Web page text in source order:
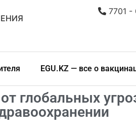
7701 -
EGU.KZ — все о
глобальных